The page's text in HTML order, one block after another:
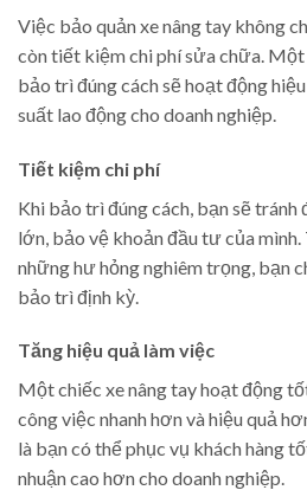
Việc bảo quản xe nâng tay không
còn tiết kiệm chi phí sửa chữa.
bảo trì đúng cách sẽ hoạt động
suất lao động cho doanh nghiệp.
Tiết kiệm chi phí
Khi bảo trì đúng cách, bạn sẽ
lớn, bảo vệ khoản đầu tư của
những hư hỏng nghiêm trọng, bạn
bảo trì định kỳ.
Tăng hiệu quả làm việc
Một chiếc xe nâng tay hoạt động
công việc nhanh hơn và hiệu quả
là bạn có thể phục vụ khách hàng
nhuận cao hơn cho doanh nghiệp.